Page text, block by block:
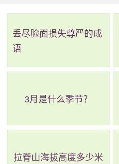
丢尽脸面损失尊严的成
语
3月是什么季节？
拉脊山海拔高度多少米